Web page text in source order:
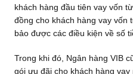
khách hàng đầu tiên vay vốn
đồng cho khách hàng vay vốn
bảo được các điều kiện về số
Trong khi đó, Ngân hàng VIB
gói ưu đãi cho khách hàng